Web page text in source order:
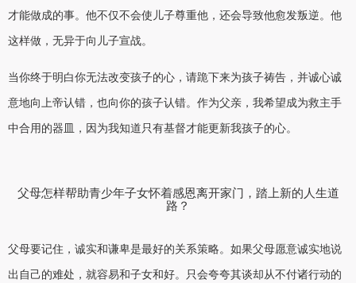
才能做成的事。他不仅不会使儿子尊重他，还会导致他愈发叛逆。他
这样做，无异于向儿子宣战。
当你终于明白你无法改变孩子的心，请跪下来为孩子祷告，并诚心诚
意地向上帝认错，也向你的孩子认错。作为父亲，我希望成为救主手
中合用的器皿，因为我知道只有基督才能更新我孩子的心。
父母怎样帮助青少年子女怀着感恩离开家门，踏上新的人生道
路？
父母要记住，诚实和谦卑是最好的关系策略。如果父母愿意诚实地说
出自己的难处，就容易和子女和好。只会夸夸其谈却从不付诸行动的